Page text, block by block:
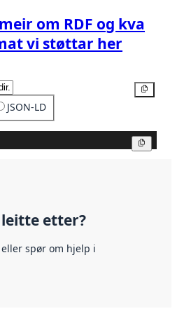
om RDF og kva
vi støttar her
JSON-LD
etter?
eller spør om hjelp i